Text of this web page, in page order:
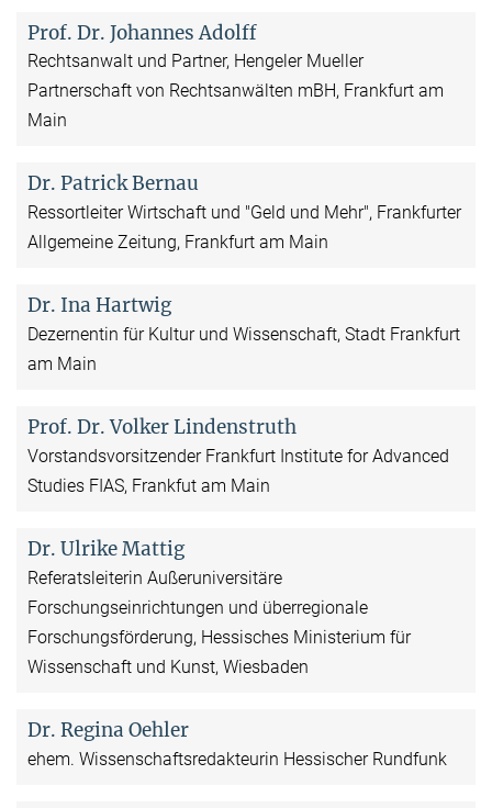
Prof. Dr. Johannes Adolff
Rechtsanwalt und Partner, Hengeler Mueller
Partnerschaft von Rechtsanwälten mBH, Frankfurt am
Main
Dr. Patrick Bernau
Ressortleiter Wirtschaft und "Geld und Mehr", Frankfurter
Allgemeine Zeitung, Frankfurt am Main
Dr. Ina Hartwig
Dezernentin für Kultur und Wissenschaft, Stadt Frankfurt
am Main
Prof. Dr. Volker Lindenstruth
Vorstandsvorsitzender Frankfurt Institute for Advanced
Studies FIAS, Frankfut am Main
Dr. Ulrike Mattig
Referatsleiterin Außeruniversitäre
Forschungseinrichtungen und überregionale
Forschungsförderung, Hessisches Ministerium für
Wissenschaft und Kunst, Wiesbaden
Dr. Regina Oehler
ehem. Wissenschaftsredakteurin Hessischer Rundfunk